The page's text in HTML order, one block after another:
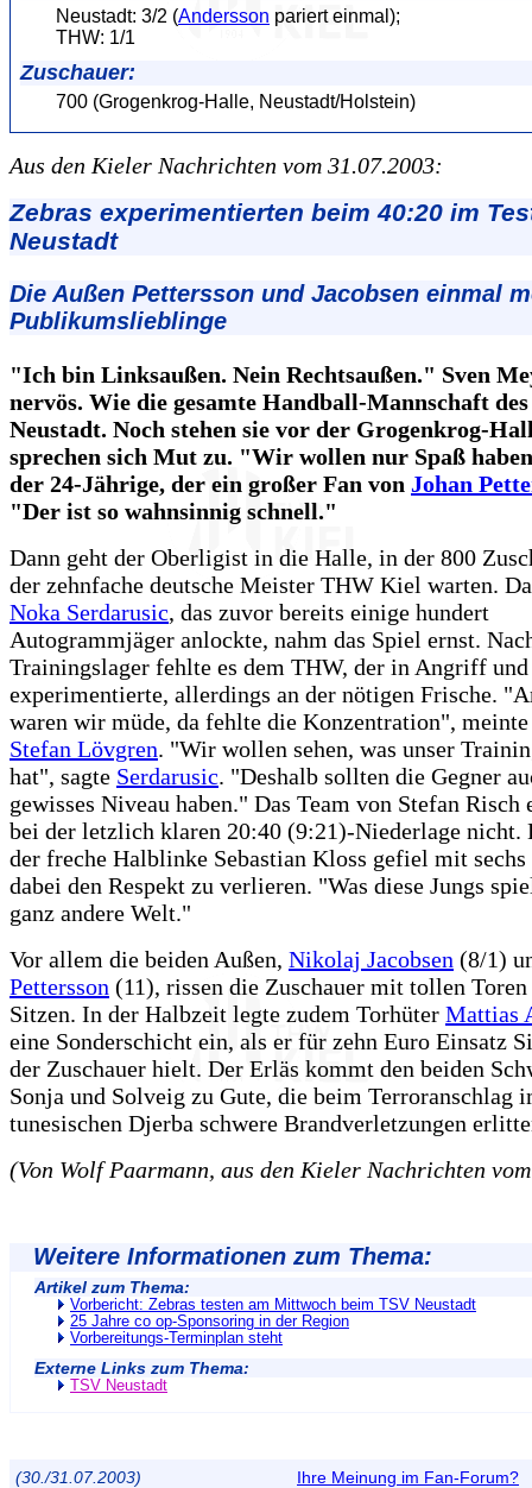
Neustadt: 3/2 (Andersson pariert einmal);
THW: 1/1
Zuschauer:
700 (Grogenkrog-Halle, Neustadt/Holstein)
Aus den Kieler Nachrichten vom 31.07.2003:
Zebras experimentierten beim 40:20 im
Neustadt
Die Außen Pettersson und Jacobsen einmal
Publikumslieblinge
"Ich bin Linksaußen. Nein Rechtsaußen." Sven
nervös. Wie die gesamte Handball-Mannschaft
Neustadt. Noch stehen sie vor der Grogenkrog-
sprechen sich Mut zu. "Wir wollen nur Spaß
der 24-Jährige, der ein großer Fan von Johan
"Der ist so wahnsinnig schnell."
Dann geht der Oberligist in die Halle, in der 800
der zehnfache deutsche Meister THW Kiel warten.
Noka Serdarusic, das zuvor bereits einige hundert
Autogrammjäger anlockte, nahm das Spiel ernst.
Trainingslager fehlte es dem THW, der in Angriff
experimentierte, allerdings an der nötigen Frische.
waren wir müde, da fehlte die Konzentration",
Stefan Lövgren. "Wir wollen sehen, was unser
hat", sagte Serdarusic. "Deshalb sollten die Gegner
gewisses Niveau haben." Das Team von Stefan Risch
bei der letzlich klaren 20:40 (9:21)-Niederlage nicht.
der freche Halblinke Sebastian Kloss gefiel mit sechs
dabei den Respekt zu verlieren. "Was diese Jungs
ganz andere Welt."
Vor allem die beiden Außen, Nikolaj Jacobsen (8/1)
Pettersson (11), rissen die Zuschauer mit tollen Toren
Sitzen. In der Halbzeit legte zudem Torhüter Mattias
eine Sonderschicht ein, als er für zehn Euro Einsatz
der Zuschauer hielt. Der Erläs kommt den beiden
Sonja und Solveig zu Gute, die beim Terroranschlag
tunesischen Djerba schwere Brandverletzungen
(Von Wolf Paarmann, aus den Kieler Nachrichten
Weitere Informationen zum Thema:
Artikel zum Thema:
Vorbericht: Zebras testen am Mittwoch beim TSV Neustadt
25 Jahre co op-Sponsoring in der Region
Vorbereitungs-Terminplan steht
Externe Links zum Thema:
TSV Neustadt
(30./31.07.2003) Ihre Meinung im Fan-Forum?